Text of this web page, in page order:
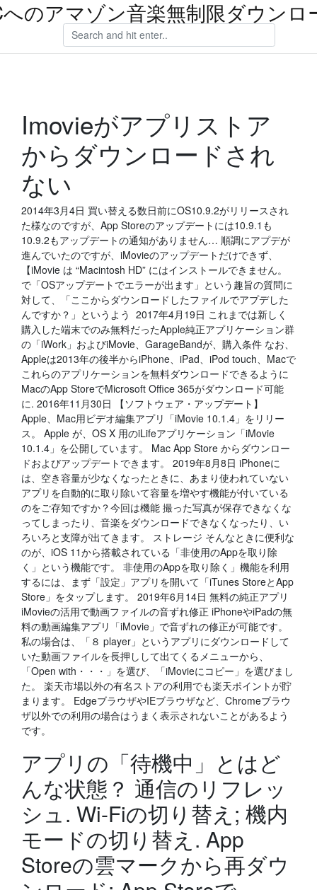
のアマゾン音楽無制限ダウンロ
Imovieがアプリストア
からダウンロードされ
ない
2014年3月4日 買い替える数日前にOS10.9.2がリリースされ
た様なのですが、App Storeのアップデートには10.9.1も
10.9.2もアップデートの通知がありません… 順調にアプデが
進んでいたのですが、iMovieのアップデートだけできず、
【iMovie は “Macintosh HD” にはインストールできません。
で「OSアップデートでエラーが出ます」という趣旨の質問に
対して、「ここからダウンロードしたファイルでアプデした
んですか？」というよう 2017年4月19日 これまでは新しく
購入した端末でのみ無料だったApple純正アプリケーション群
の「iWork」およびiMovie、GarageBandが、購入条件 なお、
Appleは2013年の後半からiPhone、iPad、iPod touch、Macで
これらのアプリケーションを無料ダウンロードできるように
MacのApp StoreでMicrosoft Office 365がダウンロード可能
に. 2016年11月30日 【ソフトウェア・アップデート】
Apple、Mac用ビデオ編集アプリ「iMovie 10.1.4」をリリー
ス。 Apple が、OS X 用のiLifeアプリケーション「iMovie
10.1.4」を公開しています。 Mac App Store からダウンロー
ドおよびアップデートできます。 2019年8月8日 iPhoneに
は、空き容量が少なくなったときに、あまり使われていない
アプリを自動的に取り除いて容量を増やす機能が付いている
のをご存知ですか？今回は機能 撮った写真が保存できなくな
ってしまったり、音楽をダウンロードできなくなったり、い
ろいろと支障が出てきます。 ストレージ そんなときに便利な
のが、iOS 11から搭載されている「非使用のAppを取り除
く」という機能です。 非使用のAppを取り除く」機能を利用
するには、まず「設定」アプリを開いて「iTunes StoreとApp
Store」をタップします。 2019年6月14日 無料の純正アプリ
iMovieの活用で動画ファイルの音ずれ修正​ iPhoneやiPadの無
料の動画編集アプリ「iMovie」で音ずれの修正が可能です。
私の場合は、「８ player」というアプリにダウンロードして
いた動画ファイルを長押しして出てくるメニューから、
「Open with・・・」を選び、「iMovieにコピー」を選びまし
た。 楽天市場以外の有名ストアの利用でも楽天ポイントが貯
まります。 ​EdgeブラウザやIEブラウザなど、Chromeブラウ
ザ以外での利用の場合はうまく表示されないことがあるよう
です。
アプリの「待機中」とはど
んな状態？ 通信のリフレッ
シュ. Wi-Fiの切り替え; 機内
モードの切り替え. App
Storeの雲マークから再ダウ